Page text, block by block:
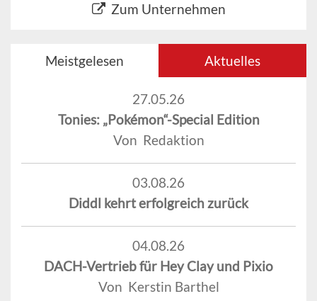
Zum Unternehmen
Meistgelesen Aktuelles
27.05.26
Tonies: „Pokémon“-Special Edition
Von Redaktion
03.08.26
Diddl kehrt erfolgreich zurück
04.08.26
DACH-Vertrieb für Hey Clay und Pixio
Von Kerstin Barthel